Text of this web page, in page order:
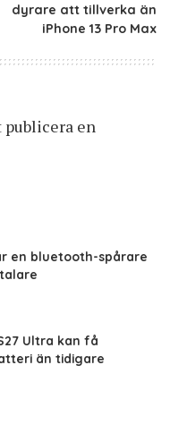
dyrare att tillverka än
iPhone 13 Pro Max
en
en bluetooth-spårare
Ultra kan få
än tidigare